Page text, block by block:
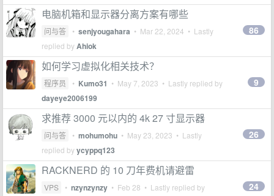
电脑机箱和显示器分离方案有哪些
问与答 • senjyougahara • Mar 22, 2024 • Lastly
replied byAhiok
86
如何学习虚拟化相关技术？
程序员 • Kumo31 • May 7, 2023 • Lastly replied by
dayeye2006199
9
求推荐 3000 元以内的 4k 27 寸显示器
问与答 • mohumohu • May 23, 2023 • Lastly
replied byycyppq123
26
RACKNERD 的 10 刀年费机请避雷
VPS • nzynzynzy • Feb 28 • Lastly replied by 24